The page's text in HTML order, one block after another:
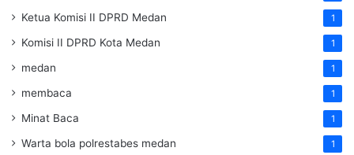
Ketua Komisi II DPRD Medan 1
Komisi II DPRD Kota Medan 1
medan 1
membaca 1
Minat Baca 1
Warta bola polrestabes medan 1